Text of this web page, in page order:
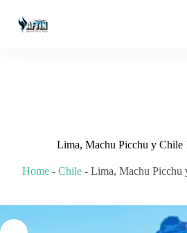
contenido
Lima, Machu Picchu y Chile
Home -Chile -Lima, Machu Picchu